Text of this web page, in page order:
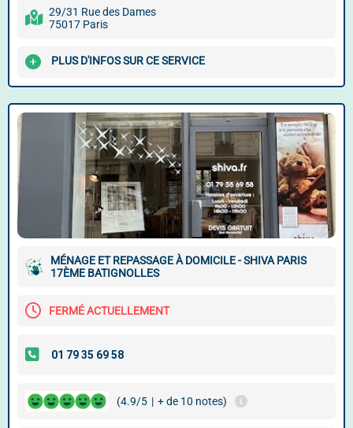
29/31 Rue des Dames
75017 Paris
PLUS D'INFOS SUR CE SERVICE
MÉNAGE ET REPASSAGE À DOMICILE - SHIVA PARIS
17ÈME BATIGNOLLES
FERMÉ ACTUELLEMENT
(4.9/5 | + de 10 notes)